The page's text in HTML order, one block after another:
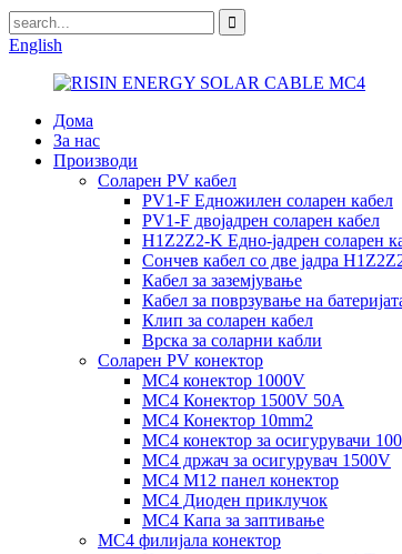
English
Дома
За нас
Производи
Соларен PV кабел
PV1-F Едножилен соларен кабел
PV1-F двојадрен соларен кабел
H1Z2Z2-K Едно-јадрен соларен
Сончев кабел со две јадра
Кабел за заземјување
Кабел за поврзување на
Клип за соларен кабел
Врска за соларни кабли
Соларен PV конектор
MC4 конектор 1000V
MC4 Конектор 1500V 50A
MC4 Конектор 10mm2
MC4 конектор за осигурувачи
MC4 држач за осигурувач 1500V
MC4 M12 панел конектор
MC4 Диоден приклучок
MC4 Капа за заптивање
MC4 филијала конектор